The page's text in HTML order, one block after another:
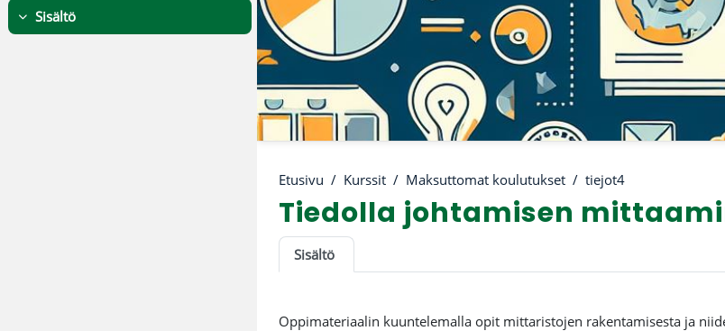
Etusivu Kurssit Maksuttomat koulutukset tiejot4
Tiedolla johtamisen
Osion ääriviiva
Sisältö
Oppimateriaalin kuuntelemalla opit mittaristojen rakentamisesta ja
Tiivistä
Sisältö